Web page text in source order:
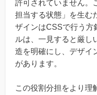
許可されていません。
担当する状態」を生む
ザインはCSSで行う方
ルは、一見すると厳し
造を明確にし、デザイ
があります。
この役割分担をより理